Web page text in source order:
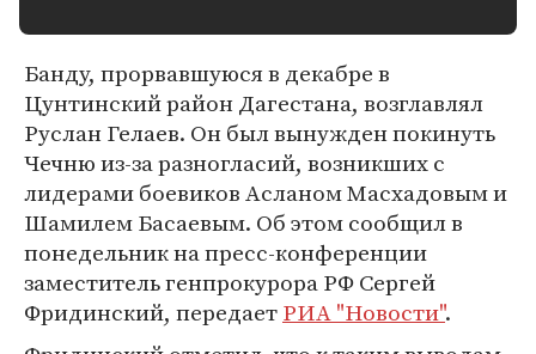
Банду, прорвавшуюся в декабре в
Цунтинский район Дагестана, возглавлял
Руслан Гелаев. Он был вынужден покинуть
Чечню из-за разногласий, возникших с
лидерами боевиков Асланом Масхадовым и
Шамилем Басаевым. Об этом сообщил в
понедельник на пресс-конференции
заместитель генпрокурора РФ Сергей
Фридинский, передаетРИА "Новости".